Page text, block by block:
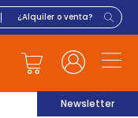
Newsletter